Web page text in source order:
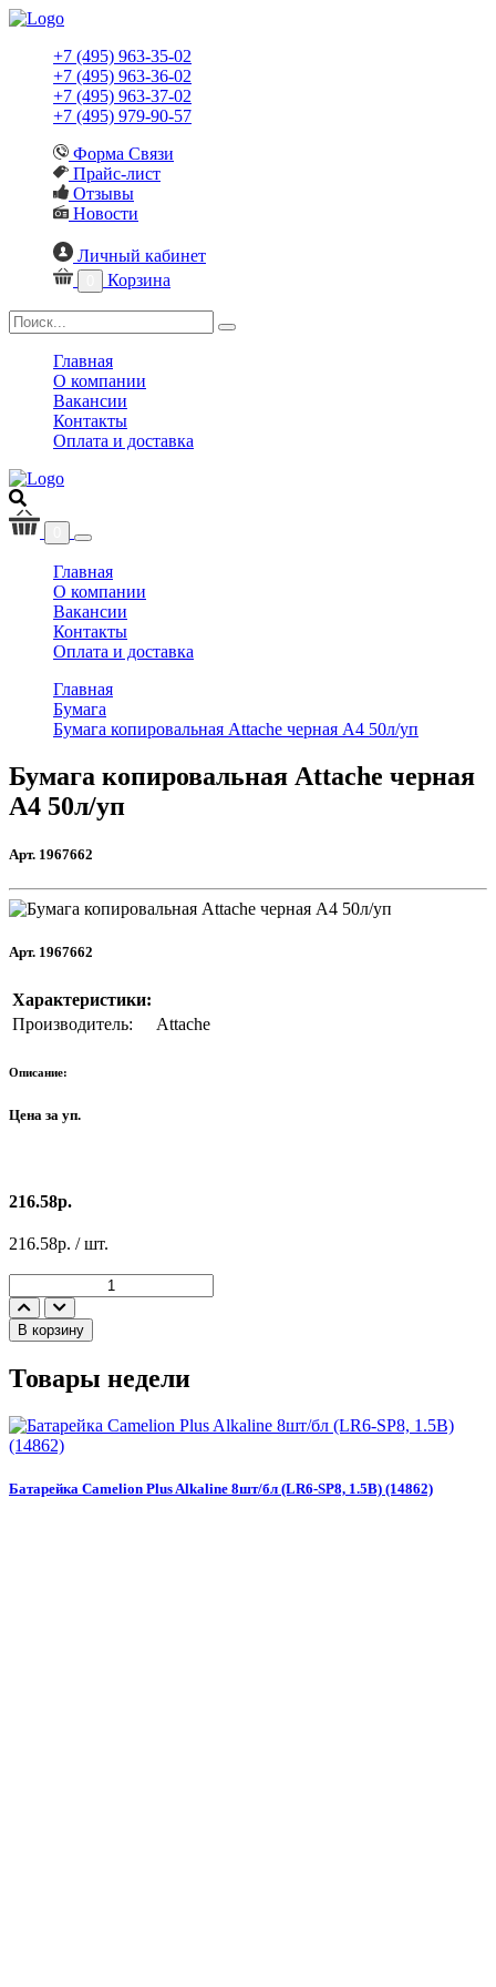
+7 (495) 963-35-02
+7 (495) 963-36-02
+7 (495) 963-37-02
+7 (495) 979-90-57
Форма Связи
Прайс-лист
Отзывы
Новости
Личный кабинет
Корзина
Главная
О компании
Вакансии
Контакты
Оплата и доставка
Главная(current)
О компании
Вакансии
Контакты
Оплата и доставка
Главная
Бумага
Бумага копировальная Attache черная А4 50л/уп
Бумага копировальная Attache черная
А4 50л/уп
Арт. 1967662
Арт. 1967662
Характеристики:
Производитель:
Attache
Описание:
Цена за уп.
216.58р.
216.58р. / шт.
В корзину
Товары недели
Батарейка Camelion Plus Alkaline 8шт/бл (LR6-SP8, 1.5В) (14862)